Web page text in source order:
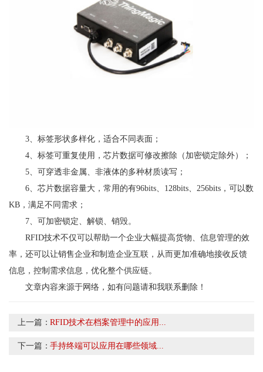
3、标签形状多样化，适合不同表面；
4、标签可重复使用，芯片数据可修改擦除（加密锁定除外）；
5、可穿透非金属、非液体的多种材质读写；
6、芯片数据容量大，常用的有96bits、128bits、256bits，可以数
KB，满足不同需求；
7、可加密锁定、解锁、销毁。
RFID技术不仅可以帮助一个企业大幅提高货物、信息管理的效
率，还可以让销售企业和制造企业互联，从而更加准确地接收反馈
信息，控制需求信息，优化整个供应链。
文章内容来源于网络，如有问题请和我联系删除！
上一篇：RFID技术在档案管理中的应用...
下一篇：手持终端可以应用在哪些领域...